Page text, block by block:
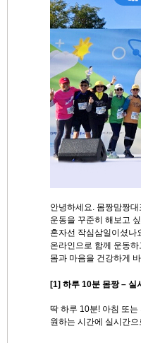
안녕하세요. 몸짱맘짱대
운동을 꾸준히 해보고
혼자선 작심삼일이셨나
온라인으로 함께 운동
몸과 마음을 건강하게
[1] 하루 10분 몸짱 – 실
딱 하루 10분! 아침 또는
원하는 시간에 실시간